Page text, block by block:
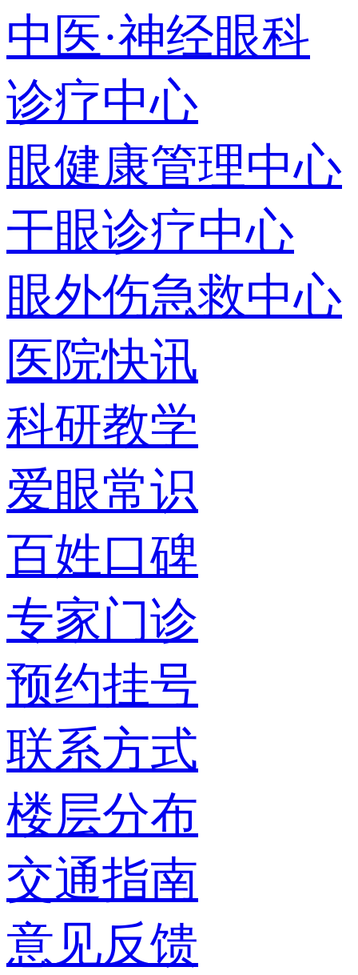
中医·神经眼科
诊疗中心
眼健康管理中心
干眼诊疗中心
眼外伤急救中心
医院快讯
科研教学
爱眼常识
百姓口碑
专家门诊
预约挂号
联系方式
楼层分布
交通指南
意见反馈